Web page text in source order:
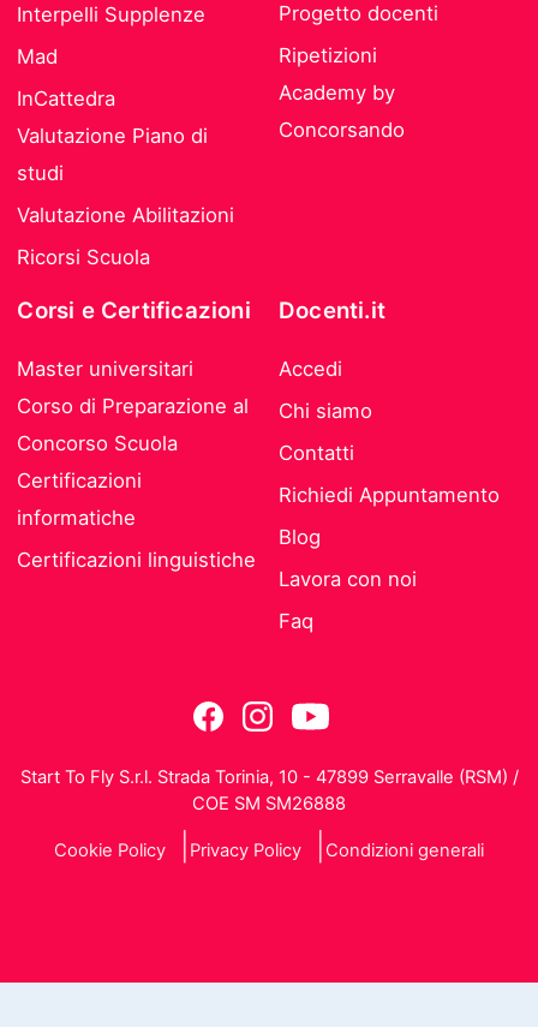
Interpelli Supplenze
Mad
InCattedra
Valutazione Piano di
studi
Valutazione Abilitazioni
Ricorsi Scuola
Progetto docenti
Ripetizioni
Academy by
Concorsando
Corsi e Certificazioni
Master universitari
Corso di Preparazione al
Concorso Scuola
Certificazioni
informatiche
Certificazioni linguistiche
Docenti.it
Accedi
Chi siamo
Contatti
Richiedi Appuntamento
Blog
Lavora con noi
Faq
Start To Fly S.r.l. Strada Torinia, 10 - 47899 Serravalle (RSM) /
COE SM SM26888
Cookie Policy Privacy Policy Condizioni generali